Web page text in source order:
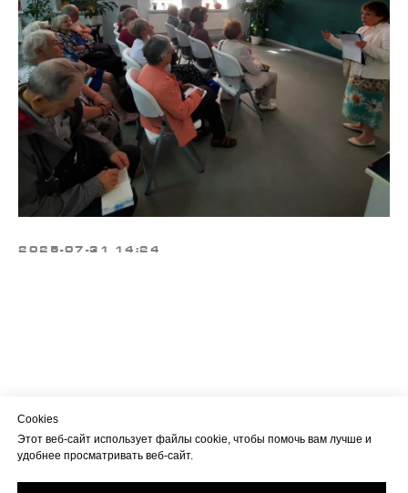
2025-07-31 14:24
Cookies
Этот веб-сайт использует файлы cookie, чтобы помочь вам лучше и
удобнее просматривать веб-сайт.